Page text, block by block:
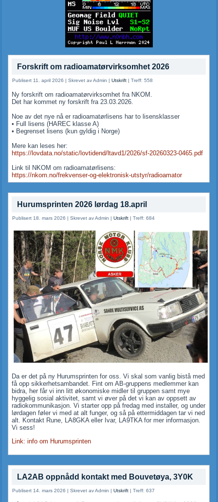
Forskrift om radioamatørvirksomhet 2026
Publisert 11. april 2026 |Skrevet av Admin |Utskrift |Treff: 558
Ny forskrift om radioamatørvirksomhet fra NKOM.
Det har kommet ny forskrift fra 23.03.2026.
Noe av det nye nå er radioamatørlisens har to lisensklasser
• Full lisens (HAREC klasse A)
• Begrenset lisens (kun gyldig i Norge)
Mere kan leses her:
https://lovdata.no/static/lovtidend/ltavd1/2026/sf-20260323-0465.pdf
Link til NKOM om radioamatørlisens:
https://nkom.no/frekvenser-og-elektronisk-utstyr/radioamator
Hurumsprinten 2026 lørdag 18.april
Publisert 18. mars 2026 |Skrevet av Admin |Utskrift |Treff: 684
Da er det på ny Hurumsprinten for oss. Vi skal som vanlig bistå med
få opp sikkerhetsambandet. Fint om AB-gruppens medlemmer kan
bidra, her får vi inn litt økonomiske midler til gruppen samt mye
hyggelig sosial aktivitet, samt vi øver på det vi kan av oppsett av
radiokommunikasjon. Vi starter opp på fredag med installer, og under
lørdagen føler vi med at alt funger, og så på ettermiddagen tar vi ned
alt. Kontakt Rune, LA8GKA eller Ivar, LA9TKA for mer informasjon.
Vi sess!
Link: info om Hurumsprinten
LA2AB oppnådd kontakt med Bouvetøya, 3Y0K
Publisert 14. mars 2026 |Skrevet av Admin |Utskrift |Treff: 637